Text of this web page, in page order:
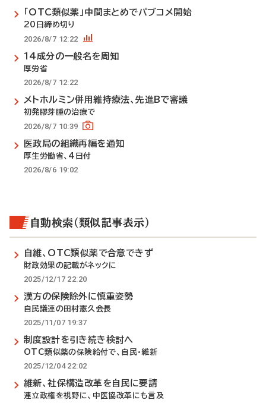
「OTC類似薬」中間まとめでパブコメ開始
20日締め切り
2026/8/7 12:22
14成分の一般名を周知
厚労省
2026/8/7 12:22
メトホルミン併用維持療法、先進Bで審議
初発膠芽腫の治療で
2026/8/7 10:39
医政局の組織再編を通知
厚生労働省、4日付
2026/8/6 19:02
自動検索（類似記事表示）
自維、OTC類似薬で合意できず
財政効果の記載がネックに
2025/12/17 22:20
漢方の保険除外に慎重姿勢
自民議連の田村憲久会長
2025/11/07 19:37
制度設計を引き続き検討へ
OTC類似薬の保険給付で、自民・維新
2025/12/04 22:02
維新、社保構造改革を自民に要請
連立政権を視野に、中医協改革にも言及